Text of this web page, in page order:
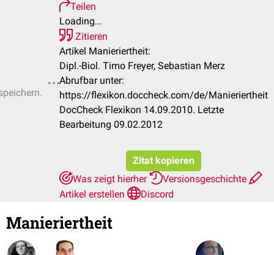
Teilen
Loading...
Zitieren
Artikel Manieriertheit:
Dipl.-Biol. Timo Freyer, Sebastian Merz
Abrufbar unter:
https://flexikon.doccheck.com/de/Manieriertheit
DocCheck Flexikon 14.09.2010. Letzte
Bearbeitung 09.02.2012
Zitat kopieren
Was zeigt hierher
Versionsgeschichte
Artikel erstellen
Discord
Manieriertheit